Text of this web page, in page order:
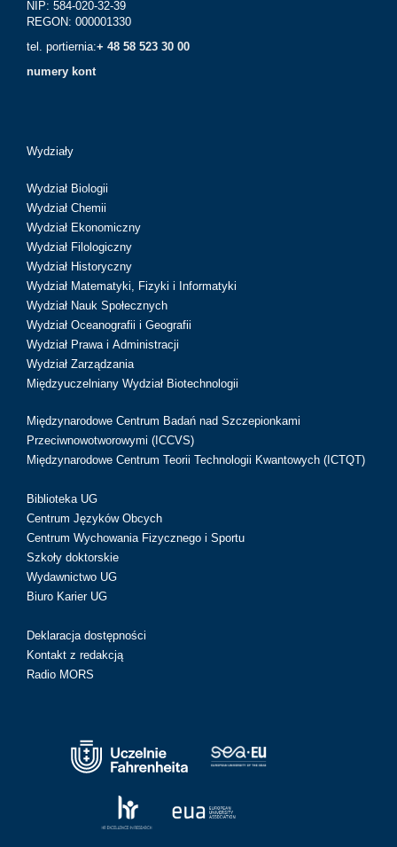
NIP: 584-020-32-39
REGON: 000001330
tel. portiernia:+ 48 58 523 30 00
numery kont
Wydziały
Wydział Biologii
Wydział Chemii
Wydział Ekonomiczny
Wydział Filologiczny
Wydział Historyczny
Wydział Matematyki, Fizyki i Informatyki
Wydział Nauk Społecznych
Wydział Oceanografii i Geografii
Wydział Prawa i Administracji
Wydział Zarządzania
Międzyuczelniany Wydział Biotechnologii
Międzynarodowe Centrum Badań nad Szczepionkami
Przeciwnowotworowymi (ICCVS)
Międzynarodowe Centrum Teorii Technologii Kwantowych (ICTQT)
Biblioteka UG
Centrum Języków Obcych
Centrum Wychowania Fizycznego i Sportu
Szkoły doktorskie
Wydawnictwo UG
Biuro Karier UG
Deklaracja dostępności
Kontakt z redakcją
Radio MORS